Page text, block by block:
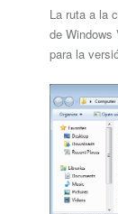
La ruta a la
de
para la